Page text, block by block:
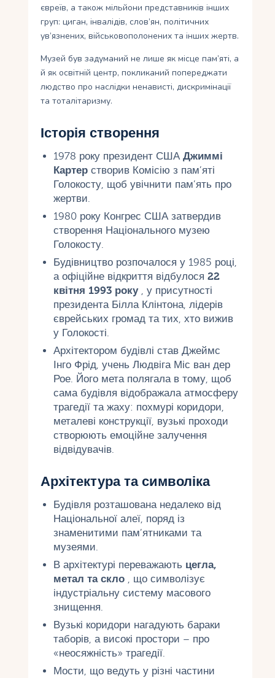
євреїв, а також мільйони представників інших
груп: циган, інвалідів, слов’ян, політичних
ув’язнених, військовополонених та інших жертв.
Музей був задуманий не лише як місце пам’яті, а
й як освітній центр, покликаний попереджати
людство про наслідки ненависті, дискримінації
та тоталітаризму.
Історія створення
1978 року президент США Джиммі
Картерстворив Комісію з пам’яті
Голокосту, щоб увічнити пам’ять про
жертви.
1980 року Конгрес США затвердив
створення Національного музею
Голокосту.
Будівництво розпочалося у 1985 році,
а офіційне відкриття відбулося 22
квітня 1993 року, у присутності
президента Білла Клінтона, лідерів
єврейських громад та тих, хто вижив
у Голокості.
Архітектором будівлі став Джеймс
Інго Фрід, учень Людвіга Міс ван дер
Рое. Його мета полягала в тому, щоб
сама будівля відображала атмосферу
трагедії та жаху: похмурі коридори,
металеві конструкції, вузькі проходи
створюють емоційне залучення
відвідувачів.
Архітектура та символіка
Будівля розташована недалеко від
Національної алеї, поряд із
знаменитими пам’ятниками та
музеями.
В архітектурі переважають цегла,
метал та скло, що символізує
індустріальну систему масового
знищення.
Вузькі коридори нагадують бараки
таборів, а високі простори – про
«неосяжність» трагедії.
Мости, що ведуть у різні частини